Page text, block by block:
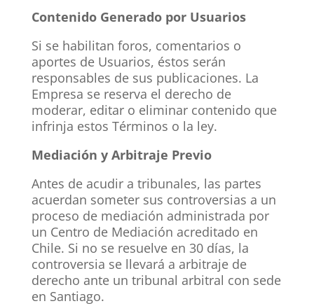
Contenido Generado por Usuarios
Si se habilitan foros, comentarios o
aportes de Usuarios, éstos serán
responsables de sus publicaciones. La
Empresa se reserva el derecho de
moderar, editar o eliminar contenido que
infrinja estos Términos o la ley.
Mediación y Arbitraje Previo
Antes de acudir a tribunales, las partes
acuerdan someter sus controversias a un
proceso de mediación administrada por
un Centro de Mediación acreditado en
Chile. Si no se resuelve en 30 días, la
controversia se llevará a arbitraje de
derecho ante un tribunal arbitral con sede
en Santiago.